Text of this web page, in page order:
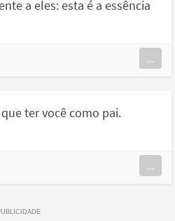
a eles: esta é a essência
...
ter você como pai.
...